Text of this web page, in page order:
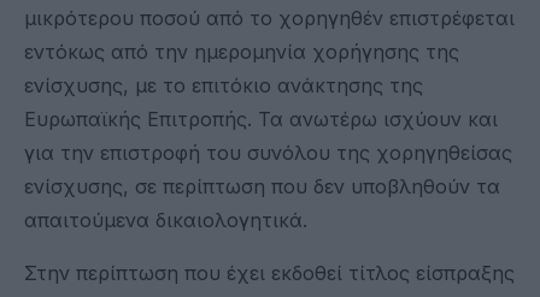
μικρότερου ποσού από το χορηγηθέν επιστρέφεται
εντόκως από την ημερομηνία χορήγησης της
ενίσχυσης, με το επιτόκιο ανάκτησης της
Ευρωπαϊκής Επιτροπής. Τα ανωτέρω ισχύουν και
για την επιστροφή του συνόλου της χορηγηθείσας
ενίσχυσης, σε περίπτωση που δεν υποβληθούν τα
απαιτούμενα δικαιολογητικά.
Στην περίπτωση που έχει εκδοθεί τίτλος είσπραξης